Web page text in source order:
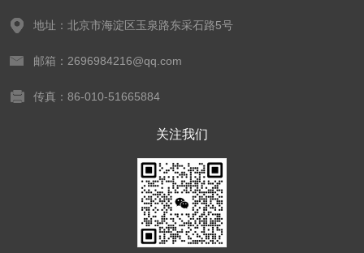
地址：北京市海淀区玉泉路东采石路5号
邮箱：2696984216@qq.com
传真：86-010-51665884
关注我们